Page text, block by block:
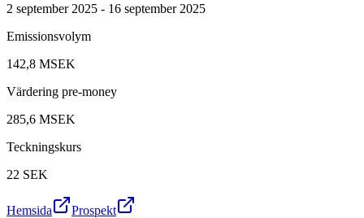
2 september 2025 - 16 september 2025
Emissionsvolym
142,8 MSEK
Värdering pre-money
285,6 MSEK
Teckningskurs
22 SEK
Hemsida Prospekt